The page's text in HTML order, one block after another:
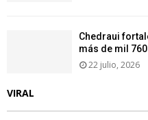
Chedraui
más de mil
22 julio, 2026
VIRAL